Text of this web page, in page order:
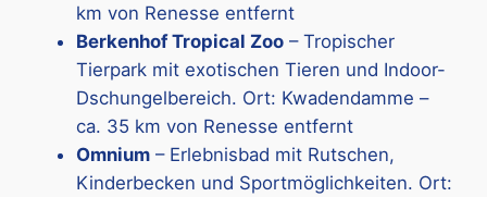
km von Renesse entfernt
Berkenhof Tropical Zoo – Tropischer
Tierpark mit exotischen Tieren und Indoor-
Dschungelbereich. Ort: Kwadendamme –
ca. 35 km von Renesse entfernt
Omnium – Erlebnisbad mit Rutschen,
Kinderbecken und Sportmöglichkeiten. Ort: